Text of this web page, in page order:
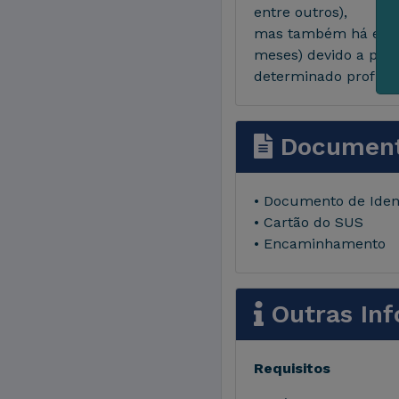
entre outros),
mas também há
meses) devido a
determinado
• Documento de
• Cartão do SUS
• Encaminhamento
Outras
Requisitos